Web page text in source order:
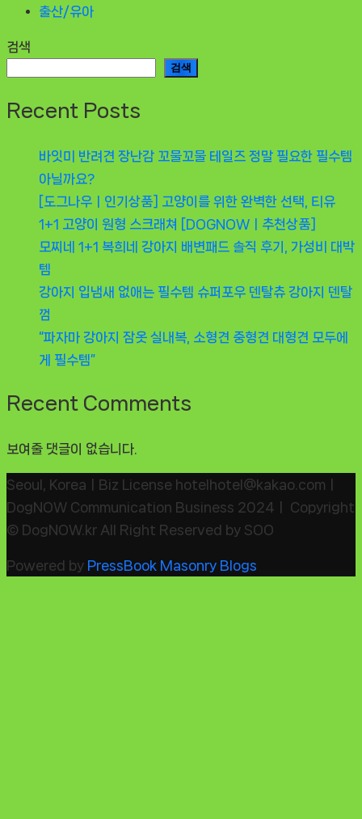
출산/유아
검색
검색
Recent Posts
바잇미 반려견 장난감 꼬물꼬물 테일즈 정말 필요한 필수템
아닐까요?
[도그나우ㅣ인기상품] 고양이를 위한 완벽한 선택, 티유
1+1 고양이 원형 스크래쳐 [DOGNOWㅣ추천상품]
모찌네 1+1 복희네 강아지 배변패드 솔직 후기, 가성비 대박
템
강아지 입냄새 없애는 필수템 슈퍼포우 덴탈츄 강아지 덴탈
껌
“파자마 강아지 잠옷 실내복, 소형견 중형견 대형견 모두에
게 필수템”
Recent Comments
보여줄 댓글이 없습니다.
Seoul, KoreaㅣBiz License hotelhotel@kakao.comㅣ
DogNOW Communication Business 2024ㅣ Copyright
© DogNOW.kr All Right Reserved by SOO
Powered by PressBook Masonry Blogs